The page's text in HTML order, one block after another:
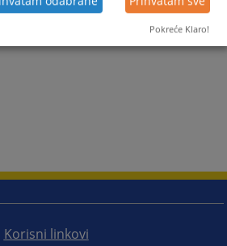
Korisni linkovi
Pokreće Klaro!